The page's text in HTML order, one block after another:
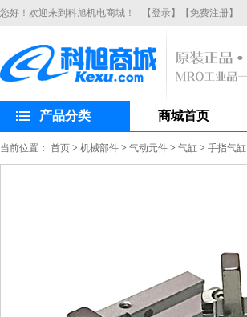
您好！欢迎来到科旭机电商城！ 【登录】 【免费注册】
产品分类 商城首页
当前位置： 首页 > 机械部件 > 气动元件 > 气缸 > 手指气缸